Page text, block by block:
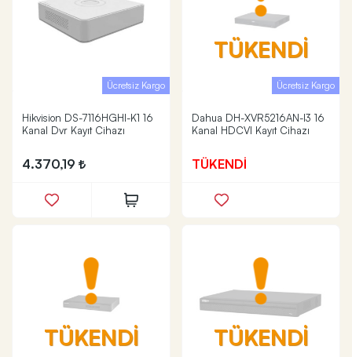
Ücretsiz Kargo
Hikvision DS-7116HGHI-K1 16
Kanal Dvr Kayıt Cihazı
4.370,19
TÜKENDİ
Ücretsiz Kargo
Dahua DH-XVR5216AN-I3 16
Kanal HDCVI Kayıt Cihazı
TÜKENDİ
TÜKENDİ TÜKENDİ